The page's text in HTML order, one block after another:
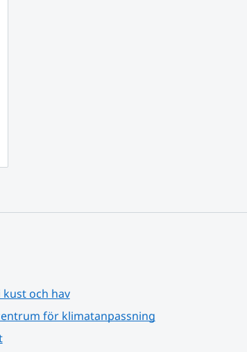
kust och hav
för klimatanpassning